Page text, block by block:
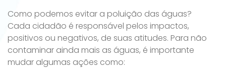
Como podemos evitar a poluição das águas?
Cada cidadão é responsável pelos impactos,
positivos ou negativos, de suas atitudes. Para não
contaminar ainda mais as águas, é importante
mudar algumas ações como: